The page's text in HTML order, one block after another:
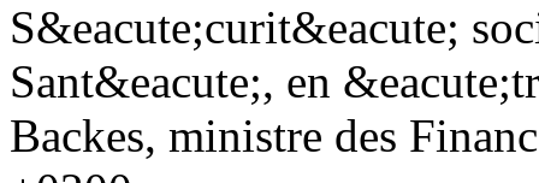
S&eacute;curit&eacute;
Sant&eacute;, en
Backes, ministre des